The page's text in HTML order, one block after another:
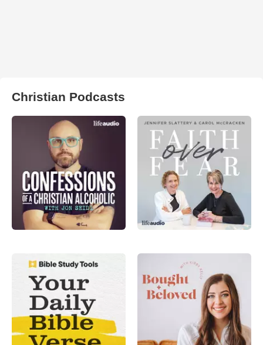
Christian Podcasts